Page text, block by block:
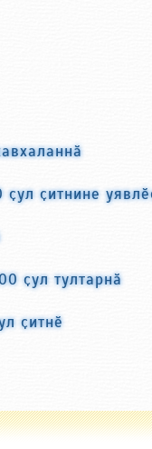
ҫитнине
ҫул тултарнӑ
ҫитнӗ